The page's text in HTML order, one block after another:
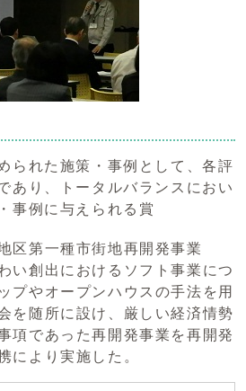
られた施策・事例として、各評
あり、トータルバランスにおい
事例に与えられる賞
区第一種市街地再開発事業
い創出におけるソフト事業につ
プやオープンハウスの手法を用
を随所に設け、厳しい経済情勢
項であった再開発事業を再開発
により実施した。